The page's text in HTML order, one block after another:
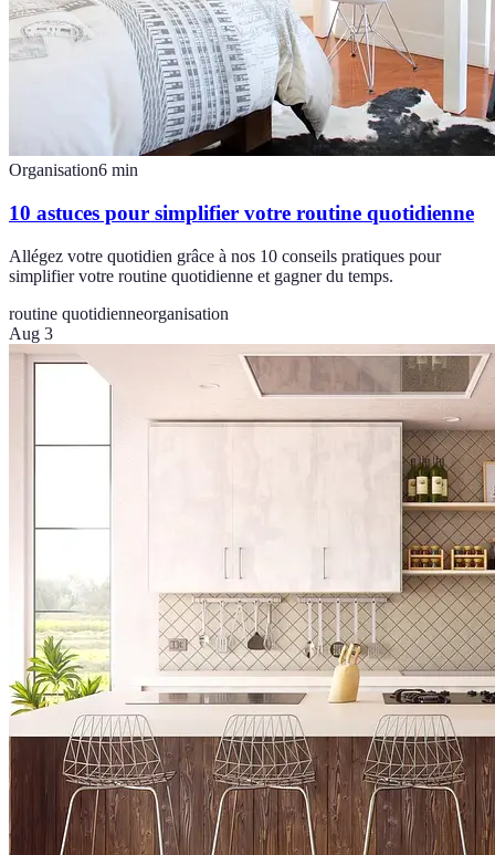
Organisation6 min
10 astuces pour simplifier votre routine quotidienne
Allégez votre quotidien grâce à nos 10 conseils pratiques pour
simplifier votre routine quotidienne et gagner du temps.
routine quotidienneorganisation
Aug 3